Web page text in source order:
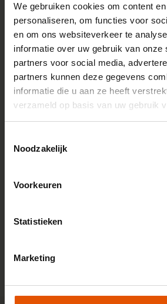
We gebruiken cookies om content
personaliseren, om functies voor
en om ons websiteverkeer te
informatie over uw gebruik van onze
partners voor social media,
partners kunnen deze gegevens
informatie die u aan ze heeft
verzameld op basis van uw gebruik
Noodzakelijk
Voorkeuren
Statistieken
Marketing
Elektrisch 100% 18% bijtelling
Vanaf 517,- p/m
Bekijk auto
Micra 52kWh ev advance
aut 5d
541,-